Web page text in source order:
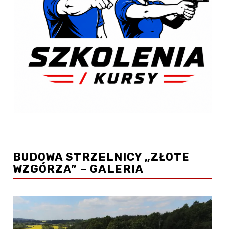
BUDOWA STRZELNICY „ZŁOTE
WZGÓRZA” – GALERIA